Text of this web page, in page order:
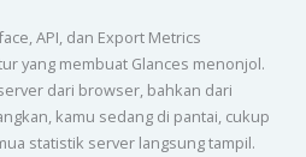
API, dan Export Metrics
yang membuat Glances menonjol.
dari browser, bahkan dari
kamu sedang di pantai, cukup
statistik server langsung tampil.